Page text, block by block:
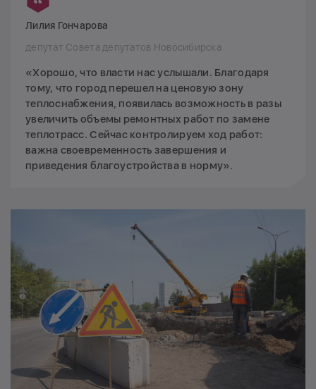
Лилия Гончарова
депутат Совета депутатов Новосибирска
«Хорошо, что власти нас услышали. Благодаря
тому, что город перешел на ценовую зону
теплоснабжения, появилась возможность в разы
увеличить объемы ремонтных работ по замене
теплотрасс. Сейчас контролируем ход работ:
важна своевременность завершения и
приведения благоустройства в норму».